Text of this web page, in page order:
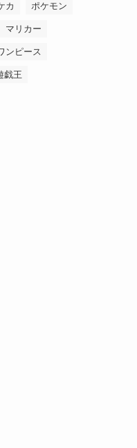
カ ポケモン
マリカー
ンピース
戯王